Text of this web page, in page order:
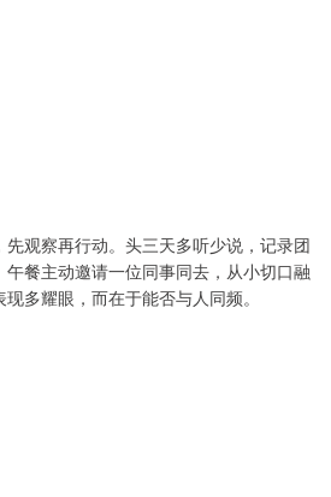
观察再行动。头三天多听少说，记录团
餐主动邀请一位同事同去，从小切口融
多耀眼，而在于能否与人同频。